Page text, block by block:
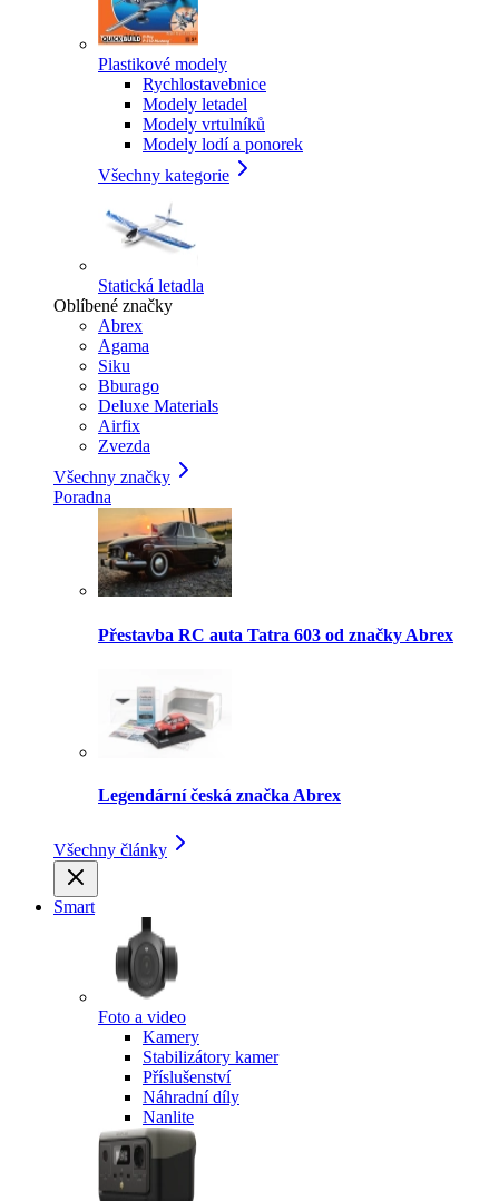
Plastikové modely
Rychlostavebnice
Modely letadel
Modely vrtulníků
Modely lodí a ponorek
Všechny kategorie
Statická letadla
Oblíbené značky
Abrex
Agama
Siku
Bburago
Deluxe Materials
Airfix
Zvezda
Všechny značky
Poradna
Přestavba RC auta Tatra 603 od značky Abrex
Legendární česká značka Abrex
Všechny články
Smart
Foto a video
Kamery
Stabilizátory kamer
Příslušenství
Náhradní díly
Nanlite